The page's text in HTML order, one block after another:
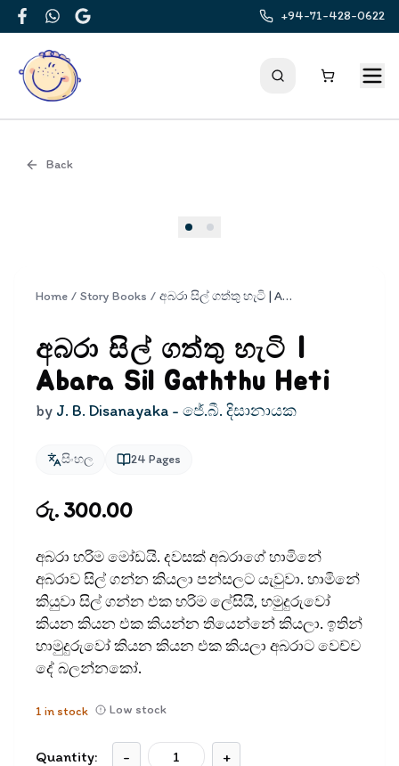
FacebookWhatsApp
Google
+94-71-428-0622
Back
Home / Story Books / අබරා සිල් ගත්තු හැටි | Abara Sil Gaththu Heti
අබරා සිල් ගත්තු හැටි |
Abara Sil Gaththu Heti
by J. B. Disanayaka - ජේ.බී. දිසානායක
සිංහල 24 Pages
රු. 300.00
අබරා හරිම මෝඩයි. දවසක් අබරාගේ හාමිනේ
අබරාව සිල් ගන්න කියලා පන්සලට යැවුවා. හාමිනේ
කියුවා සිල් ගන්න එක හරිම ලේසියි, හමුදුරුවෝ
කියන කියන එක කියන්න තියෙන්නේ කියලා. ඉතින්
හාමුදුරුවෝ කියන කියන එක කියලා අබරාට වෙච්ච
දේ බලන්නකෝ.
1 in stock Low stock
Quantity: - +